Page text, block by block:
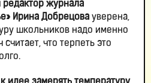
журнала
Ирина Добрецова уверена,
школьников надо именно
что терпеть это